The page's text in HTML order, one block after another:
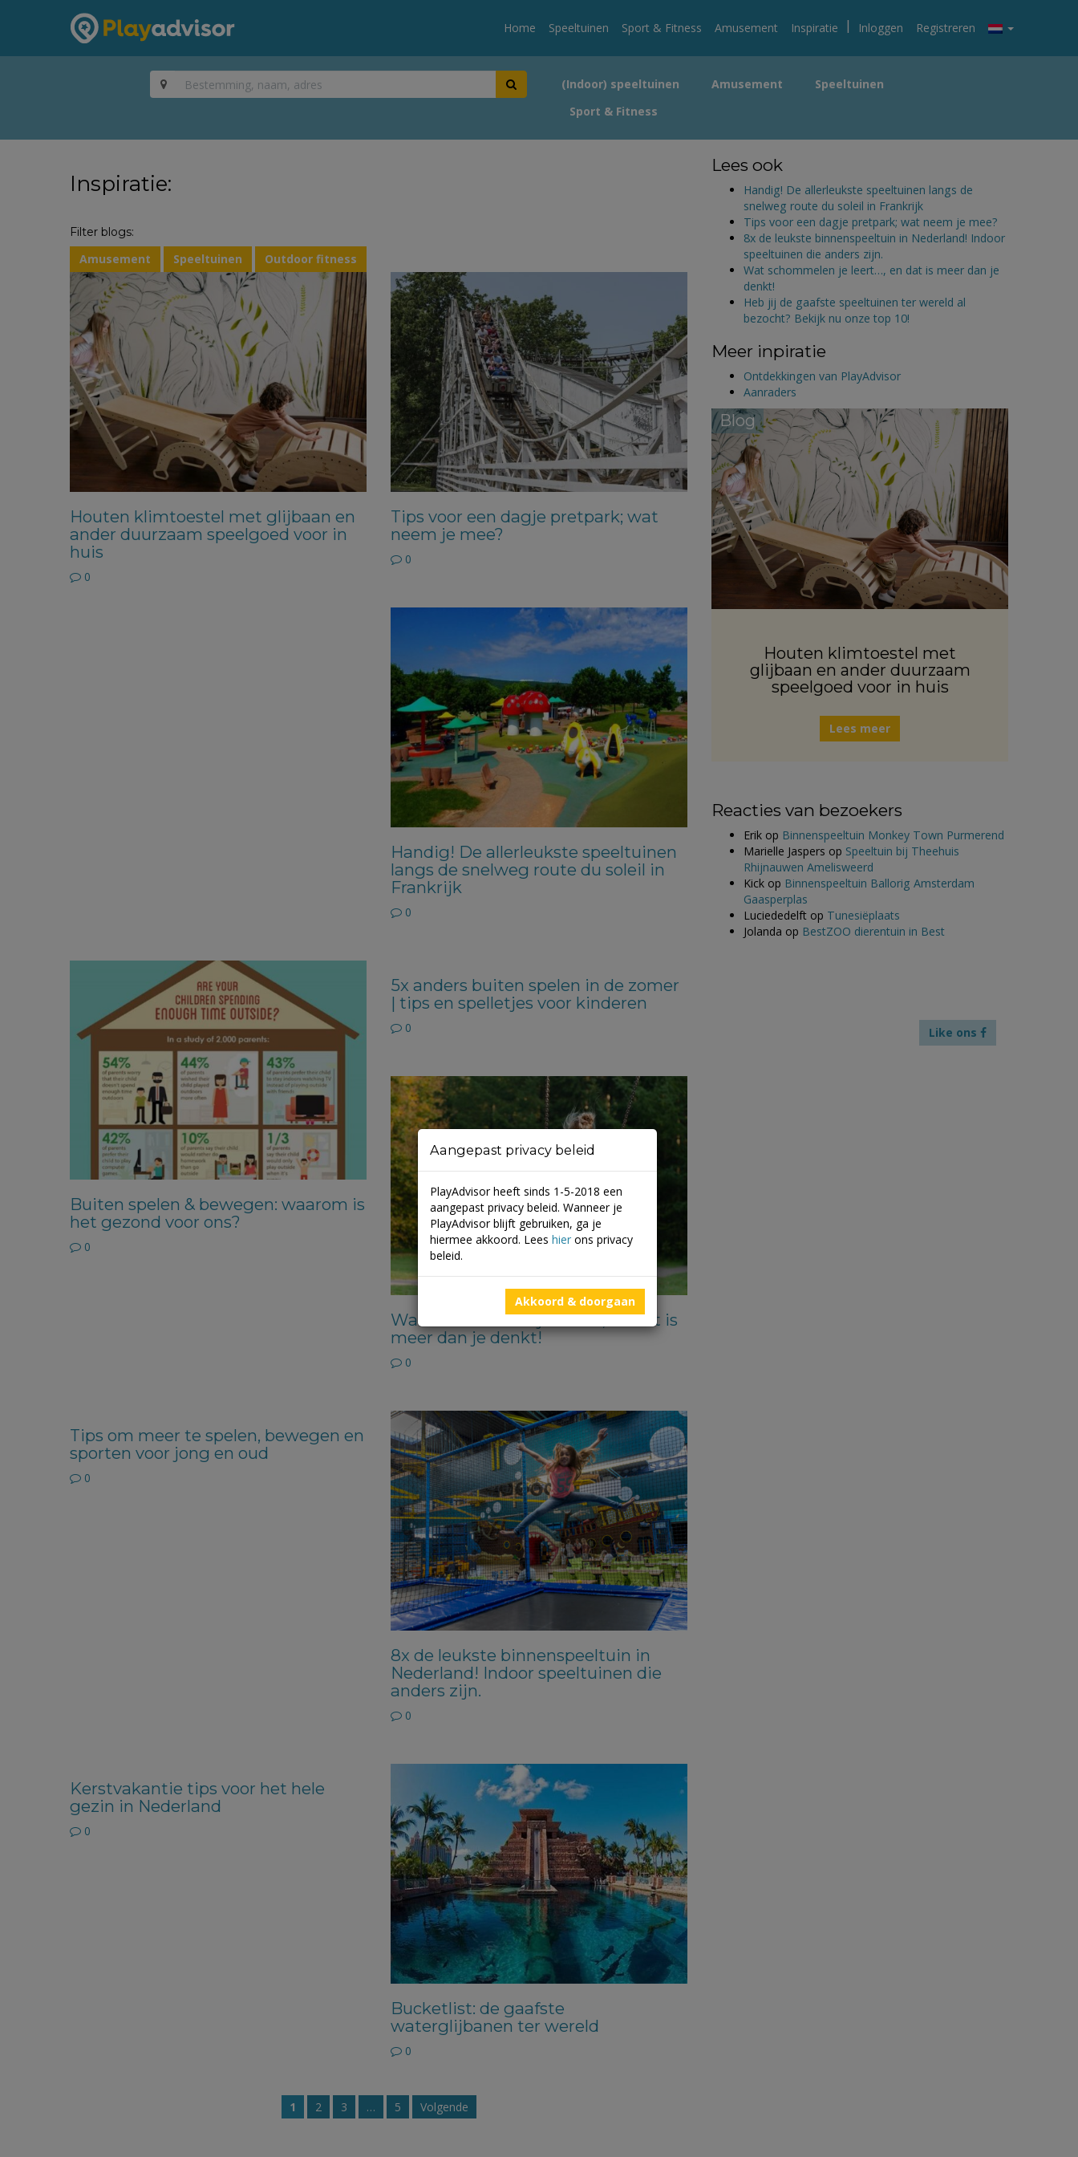
Home Speeltuinen Sport & Fitness Amusement Inspiratie | Inloggen Registreren
(Indoor) speeltuinen Amusement
Speeltuinen
Sport & Fitness
Inspiratie:
Filter blogs:
Amusement Speeltuinen Outdoor fitness
Houten klimtoestel met glijbaan en
ander duurzaam speelgoed voor in
huis
0
Tips voor een dagje pretpark; wat
neem je mee?
0
Handig! De allerleukste speeltuinen
langs de snelweg route du soleil in
Frankrijk
0
Buiten spelen & bewegen: waarom is
het gezond voor ons?
0
5x anders buiten spelen in de zomer
| tips en spelletjes voor kinderen
0
Wat schommelen je leert…, en dat is
meer dan je denkt!
0
Tips om meer te spelen, bewegen en
sporten voor jong en oud
0
8x de leukste binnenspeeltuin in
Nederland! Indoor speeltuinen die
anders zijn.
0
Kerstvakantie tips voor het hele
gezin in Nederland
0
Bucketlist: de gaafste
waterglijbanen ter wereld
0
1 2 3 … 5 Volgende
Lees ook
Handig! De allerleukste speeltuinen langs de
snelweg route du soleil in Frankrijk
Tips voor een dagje pretpark; wat neem je mee?
8x de leukste binnenspeeltuin in Nederland! Indoor
speeltuinen die anders zijn.
Wat schommelen je leert…, en dat is meer dan je
denkt!
Heb jij de gaafste speeltuinen ter wereld al
bezocht? Bekijk nu onze top 10!
Meer inpiratie
Ontdekkingen van PlayAdvisor
Aanraders
Blog
Houten klimtoestel met
glijbaan en ander duurzaam
speelgoed voor in huis
Lees meer
Reacties van bezoekers
Erik op Binnenspeeltuin Monkey Town Purmerend
Marielle Jaspers op Speeltuin bij Theehuis
Rhijnauwen Amelisweerd
Kick op Binnenspeeltuin Ballorig Amsterdam
Gaasperplas
Luciededelft op Tunesiëplaats
Jolanda op BestZOO dierentuin in Best
Like ons
Aangepast privacy beleid
PlayAdvisor heeft sinds 1-5-2018 een
aangepast privacy beleid. Wanneer je
PlayAdvisor blijft gebruiken, ga je
hiermee akkoord. Lees hier ons privacy
beleid.
Akkoord & doorgaan